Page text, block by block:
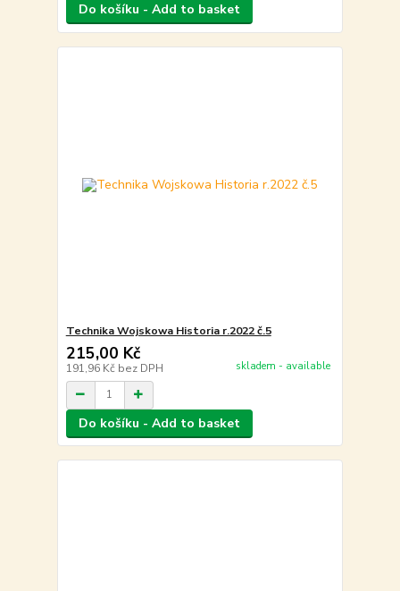
Do košíku - Add to basket
Technika Wojskowa Historia r.2022 č.5
215,00 Kč
191,96 Kč bez DPH skladem - available
Do košíku - Add to basket